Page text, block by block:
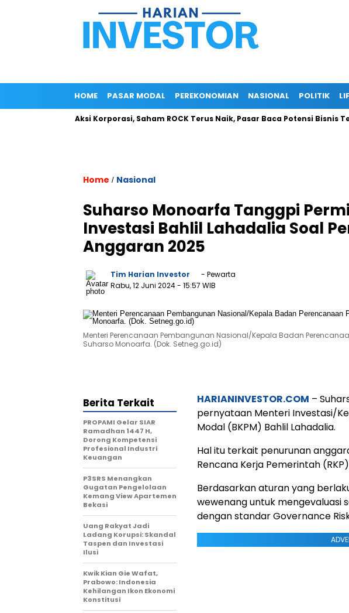
HOME PASAR MODAL PEREKONOMIAN NASIONAL POLITIK
Tanpa Aksi Korporasi, Saham ROCK Terus Naik, Pasar Baca Potensi Bisnis
Home / Nasional
Suharso Monoarfa Tanggpi
Investasi Bahlil Lahadalia Soal
Anggaran 2025
Tim Harian Investor
- Pewarta
Rabu, 12 Juni 2024- 15:57 WIB
Menteri Perencanaan Pembangunan Nasional/Kepala Badan
Suharso Monoarfa. (Dok. Setneg.go.id)
HARIANINVESTOR.COM –
pernyataan Menteri Investasi/
Modal (BKPM) Bahlil Lahadalia.
Hal itu terkait penurunan
Rencana Kerja Pemerintah
Berdasarkan aturan yang
wewenang untuk
dengan standar Governance
Berita Terkait
PROPAMI Gelar SIAR
Ramadhan 1447 H,
Dorong Kompetensi
Profesional Industri
Keuangan
P3SRS Menangkan
Gugatan Pengelolaan
Kemang View Apartemen
Bekasi
Uang Rakyat Jadi
Ladang Korupsi: Skandal
Taspen dan Investasi
Ilusi
Kwik Kian Gie Wafat,
Prabowo: Indonesia
Kehilangan Ikon Ekonomi
Konstitusi